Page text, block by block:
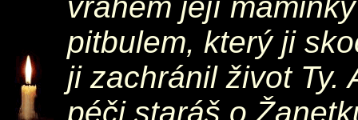
pitbulem, který ji
ji zachránil život Ty.
péči staráš o